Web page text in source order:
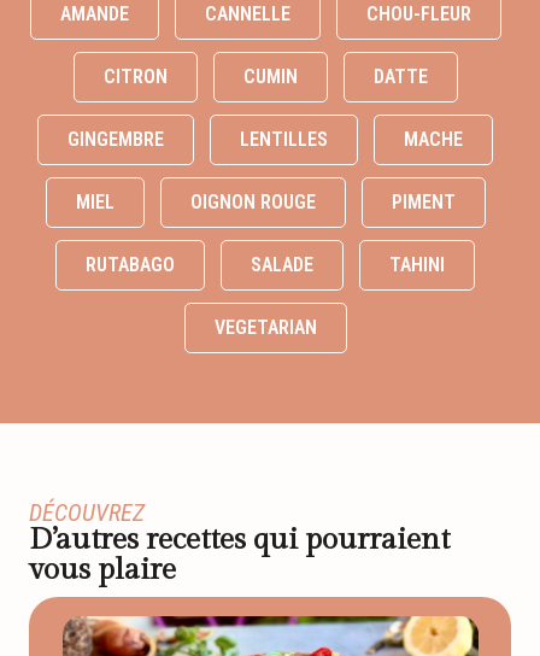
AMANDE CANNELLE CHOU-FLEUR
CITRON CUMIN DATTE
GINGEMBRE LENTILLES MACHE
MIEL OIGNON ROUGE PIMENT
RUTABAGO SALADE TAHINI
VEGETARIAN
DÉCOUVREZ
D’autres recettes qui pourraient
vous plaire